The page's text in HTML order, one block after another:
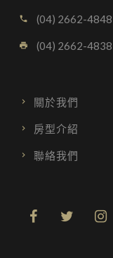
call (04) 2662-4848
local_printshop (04) 2662-4838
關於我們
房型介紹
聯絡我們